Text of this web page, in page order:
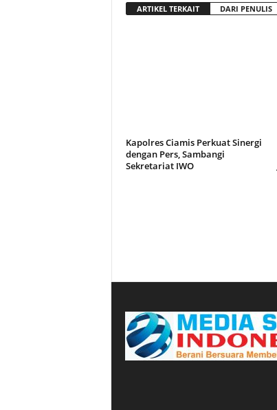
ARTIKEL TERKAIT DARI PENULIS
Kapolres Ciamis Perkuat Sinergi
dengan Pers, Sambangi
Sekretariat IWO